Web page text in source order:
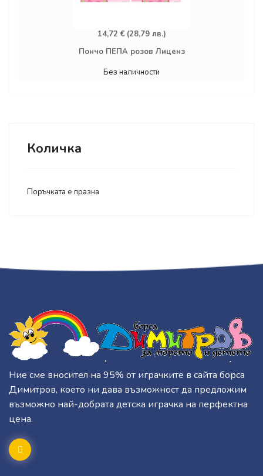
14,72 € (28,79 лв.)
Пончо ПЕПА розов Лиценз
Без наличности
Количка
Поръчката е празна
Ние сме вносител на 95% от играчките в сайта борса
Димитров, което ни дава възможност да предложим
възможно най-добрата детска играчка на перфектна
цена.